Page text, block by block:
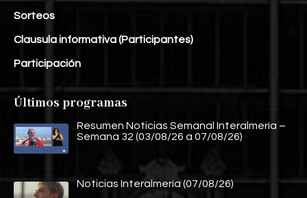
Sorteos
Clausula informativa (Participantes)
Participación
Últimos programas
Resumen Noticias Semanal Interalmería –
Semana 32 (03/08/26 a 07/08/26)
Noticias Interalmería (07/08/26)